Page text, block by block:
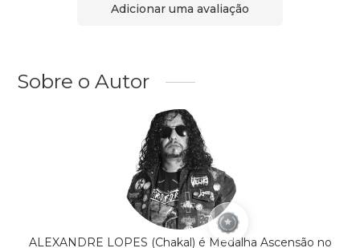
Adicionar uma avaliação
Sobre o Autor
ALEXANDRE LOPES (Chakal) é Medalha Ascensão no